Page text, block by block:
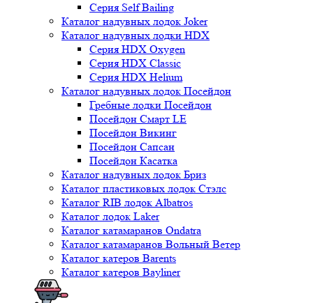
Серия Self Bailing
Каталог надувных лодок Joker
Каталог надувных лодки HDX
Серия HDX Oxygen
Серия HDX Classic
Серия HDX Helium
Каталог надувных лодок Посейдон
Гребные лодки Посейдон
Посейдон Смарт LE
Посейдон Викинг
Посейдон Сапсан
Посейдон Касатка
Каталог надувных лодок Бриз
Каталог пластиковых лодок Стэлс
Каталог RIB лодок Albatros
Каталог лодок Laker
Каталог катамаранов Ondatra
Каталог катамаранов Вольный Ветер
Каталог катеров Barents
Каталог катеров Bayliner